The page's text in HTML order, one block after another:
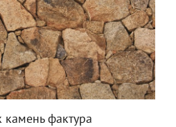
камень фактура